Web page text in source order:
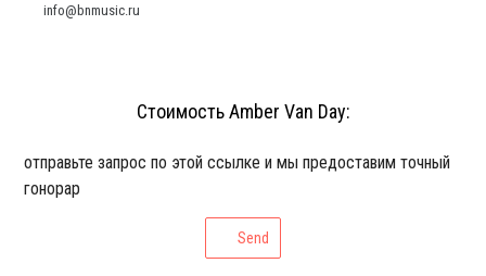
info@bnmusic.ru
Стоимость Amber Van Day:
отправьте запрос по этой ссылке и мы предоставим точный
гонорар
Send